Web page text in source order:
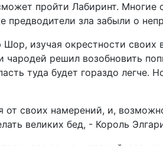
пройти Лабиринт. Многие
зла забыли о
изучая окрестности своих
чародей решил возобновить
туда будет гораздо
от своих намерений, и,
великих бед, - Король